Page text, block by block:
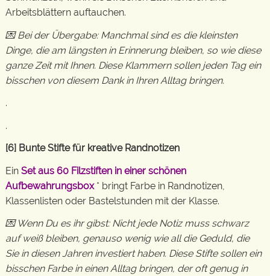
Arbeitsblättern auftauchen.
💌 Bei der Übergabe: Manchmal sind es die kleinsten
Dinge, die am längsten in Erinnerung bleiben, so wie diese
ganze Zeit mit Ihnen. Diese Klammern sollen jeden Tag ein
bisschen von diesem Dank in Ihren Alltag bringen.
.
.
[6] Bunte Stifte für kreative Randnotizen
Ein Set aus 60 Filzstiften in einer schönen
Aufbewahrungsbox * bringt Farbe in Randnotizen,
Klassenlisten oder Bastelstunden mit der Klasse.
💌 Wenn Du es ihr gibst: Nicht jede Notiz muss schwarz
auf weiß bleiben, genauso wenig wie all die Geduld, die
Sie in diesen Jahren investiert haben. Diese Stifte sollen ein
bisschen Farbe in einen Alltag bringen, der oft genug in